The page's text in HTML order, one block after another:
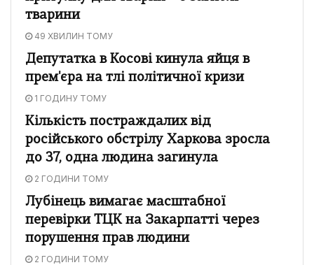
тварини
49 ХВИЛИН ТОМУ
Депутатка в Косові кинула яйця в
прем'єра на тлі політичної кризи
1 ГОДИНУ ТОМУ
Кількість постраждалих від
російського обстрілу Харкова зросла
до 37, одна людина загинула
2 ГОДИНИ ТОМУ
Лубінець вимагає масштабної
перевірки ТЦК на Закарпатті через
порушення прав людини
2 ГОДИНИ ТОМУ